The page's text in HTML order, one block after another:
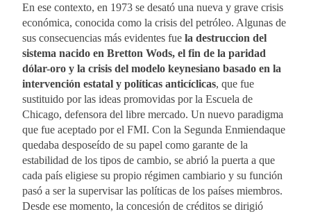
En ese contexto, en 1973 se desató una nueva y grave crisis
económica, conocida como la crisis del petróleo. Algunas de
sus consecuencias más evidentes fue la destruccion del
sistema nacido en Bretton Wods, el fin de la paridad
dólar-oro y la crisis del modelo keynesiano basado en la
intervención estatal y políticas anticíclicas, que fue
sustituido por las ideas promovidas por la Escuela de
Chicago, defensora del libre mercado. Un nuevo paradigma
que fue aceptado por el FMI. Con la Segunda Enmiendaque
quedaba desposeído de su papel como garante de la
estabilidad de los tipos de cambio, se abrió la puerta a que
cada país eligiese su propio régimen cambiario y su función
pasó a ser la supervisar las políticas de los países miembros.
Desde ese momento, la concesión de créditos se dirigió